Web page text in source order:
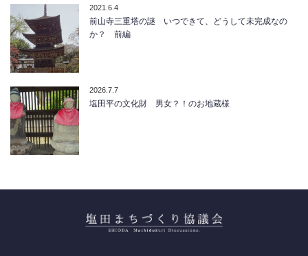
2021.6.4
前山寺三重塔の謎 いつできて、どうして未完成なの
か？ 前編
2026.7.7
塩田平の文化財 男女？！のお地蔵様